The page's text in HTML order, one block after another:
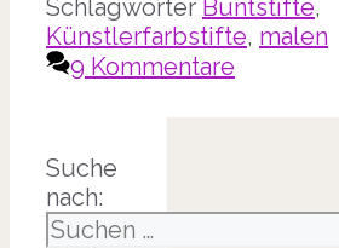
Schlagwörter Buntstifte,
Künstlerfarbstifte, malen
9 Kommentare
Suche
nach: